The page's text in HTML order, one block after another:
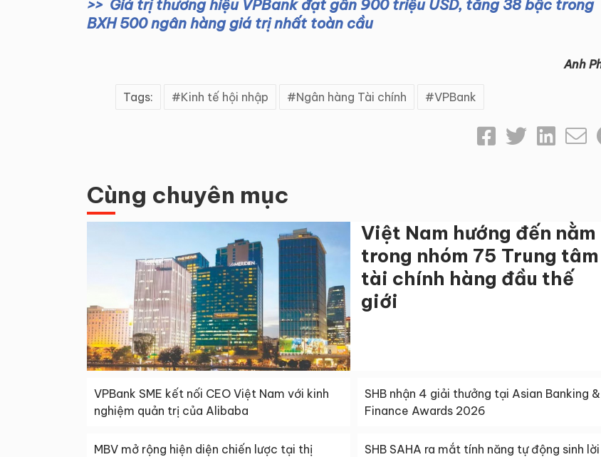
Giá trị thương hiệu VPBank đạt gần 900 triệu USD, tăng 38 bậc trong
BXH 500 ngân hàng giá trị nhất toàn cầu
Anh
Tags: Kinh tế hội nhập Ngân hàng Tài chính VPBank
Cùng chuyên mục
Việt Nam hướng đến nằm
trong nhóm 75 Trung tâm
tài chính hàng đầu thế
giới
VPBank SME kết nối CEO Việt Nam với kinh
nghiệm quản trị của Alibaba
SHB nhận 4 giải thưởng tại Asian Banking &
Finance Awards 2026
MBV mở rộng hiện diện chiến lược tại thị
SHB SAHA ra mắt tính năng tự động sinh lời